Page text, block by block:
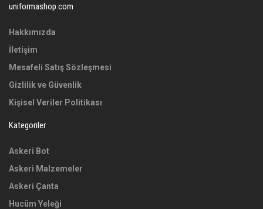
uniformashop.com
Hakkımızda
İletişim
Mesafeli Satış Sözleşmesi
Gizlilik ve Güvenlik
Kişisel Veriler Politikası
Kategoriler
Askeri Bot
Askeri Malzemeler
Askeri Çanta
Hucüm Yeleği